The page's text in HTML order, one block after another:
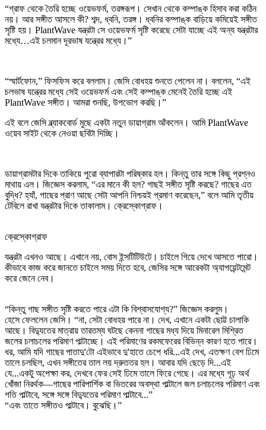
“গ্রাফ থেকে তৈরি হচ্ছে ওয়েভফর্ম, তরঙ্গরূপ। সেখান থেকে কম্পাঙ্ক হিসাব করা কঠিন
নয়। আর সঙ্গীত আসলে কী? শব্দ, ধ্বনি, তরঙ্গ। ধ্বনির কম্পাঙ্ক বাড়িয়ে কমিয়েই সঙ্গীত
সৃষ্টি হয়। PlantWave যন্ত্রটা সে ওয়েভফর্ম সৃষ্টি করেছে সেটা যাচ্ছে এই অন্য যন্ত্রটার
মধ্যে…এই চলমান দূরভাষ যন্ত্রের মধ্যে।”
“স্মার্টফোন,” ফিসফিস করে বললাম। জেসি বোধহয় শুনতে পেলেন না। বললেন, “এই
চলভাষ যন্ত্রের মধ্যে সেই ওয়েভফর্ম এবং সেই কম্পাঙ্ক মেনেই তৈরি হচ্ছে এই
PlantWave সঙ্গীত। আমরা শুনছি, উপভোগ করছি।”
এই বলে জেসি ব্ল্যাকবোর্ড মুছে একটা নতুন ডায়াগ্রাম আঁকলেন। আমি PlantWave
ওয়েব সাইট থেকে নেওয়া ছবিটা দিচ্ছি।
ডায়াগ্রামটার দিকে তাকিয়ে পুরো ব্যাপারটা পরিষ্কার হল। কিন্তু তার সঙ্গে কিছু প্রশ্নও
মাথায় এল। জিজ্ঞেস করলাম, “এর মানে কী হল? গাছই সঙ্গীত সৃষ্টি করছে? গাছের এত
বুদ্ধি? হ্যাঁ, গাছের প্রাণ আছে সেটা আপনি নিশ্চয়ই প্রমাণ করেছেন,” বলে আমি তৃতীয়
টেবিলে রাখা যন্ত্রটার দিকে তাকালাম। ক্রেস্কোগ্রাফ।
ক্রেস্কোগ্রাফ
যন্ত্রটা এখনও আছে। এখানে নয়, বোস ইন্সটিটিউটে। চাইলে গিয়ে দেখে আসতে পারো।
কীভাবে কাজ করে জানতে চাইলে সময় দিতে হবে, জেসির সঙ্গে আরেকটা অ্যাপয়েন্টমেন্ট
করে জেনে নেব।
“কিন্তু গাছ সঙ্গীত সৃষ্টি করতে পারে এটা কি বিশ্বাসযোগ্য?” জিজ্ঞেস করলুম।
হেসে ফেললেন জেসি। “না, সেটা বোধহয় পারে না। দেখ, এখানে একটা ছোট্ট চালাকি
আছে। বিদ্যুতের মাত্রায় তারতম্য ঘটছে কেননা গাছের মধ্য দিয়ে মিনারেল মিশ্রিত
জলের চলাচলের পরিমাণ পাল্টাচ্ছে। এই পরিমাণের রকমফেরের বিভিন্ন কারণ হতে পারে।
ধর, আমি যদি গাছের পাতাদু'টো এইভাবে দু'হাতে চেপে ধরি...এই দেখ, এতক্ষণ বেশ ঢিমে
তালে চলছিল, এখন সঙ্গীতের তাল লয় দ্রুততর হল। আবার যদি ছেড়ে দি...এই
যে...একটু অপেক্ষা কর, দেখবে ফের সেই ঢিমে তালে ফিরে গেছে। এর মধ্যে গূঢ় অর্থ
খোঁজা নিরর্থক—গাছের পারিপার্শিক বা ভিতরের অবস্থা পাল্টালে জল চলাচলের পরিমাণ এবং
গতি পাল্টাবে, সঙ্গে সঙ্গে বিদ্যুতের পরিমাণ পাল্টাবে...”
“এবং তাতে সঙ্গীতও পাল্টাবে। বুঝেছি।”